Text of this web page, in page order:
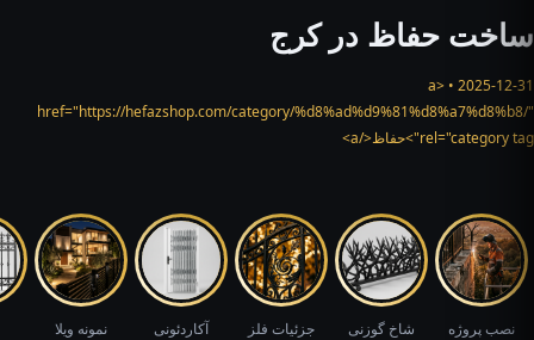
ساخت حفاظ در کرج
2025-12-31 • <a
href="https://hefazshop.com/category/%d8%ad%d9%81%d8%a7%d8%b8/"
rel="category tag">حفاظ</a>
نصب پروژه شاخ گوزنی جزئیات فلز آکاردئونی نمونه ویلا